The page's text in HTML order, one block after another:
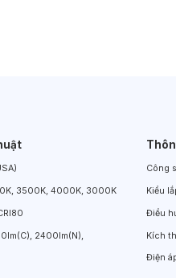
3500K, 4000K, 3000K
2400lm(N),
Công
Kiểu
Điều
Kích
Điện